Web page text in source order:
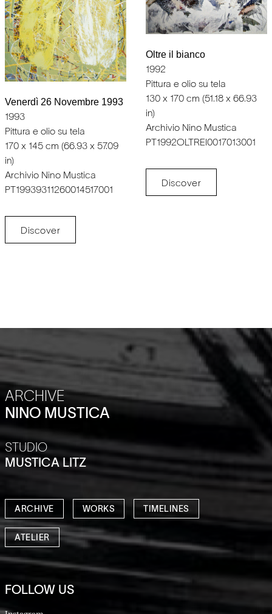
Venerdì 26 Novembre 1993
1993
Pittura e olio su tela
170 x 145 cm (66.93 x 57.09
in)
Archivio Nino Mustica
PT19939311260014517001
Discover
Oltre il bianco
1992
Pittura e olio su tela
130 x 170 cm (51.18 x 66.93
in)
Archivio Nino Mustica
PT1992OLTREI0017013001
Discover
ARCHIVE
NINO MUSTICA
STUDIO
MUSTICA LITZ
ARCHIVE WORKS TIMELINES
ATELIER
FOLLOW US